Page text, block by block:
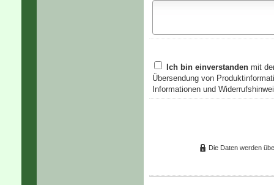
Ich bin einverstanden mit
Übersendung von
Informationen und
Die Daten werden